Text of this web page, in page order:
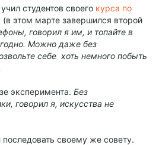
студентов своего курса по
(в этом марте завершился второй
говорил я им, и топайте в
Можно даже без
себе хоть немного побыть
эксперимента. Без
говорил я, искусства не
своему же совету.